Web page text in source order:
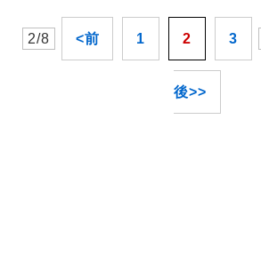
2/8 <前 1 2 3
後>>